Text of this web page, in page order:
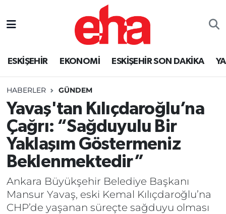
ESKİŞEHİR EKONOMİ ESKİŞEHİR SON DAKİKA
HABERLER GÜNDEM
Yavaş'tan Kılıçdaroğlu’na
Çağrı: “Sağduyulu Bir
Yaklaşım Göstermeniz
Beklenmektedir”
Ankara Büyükşehir Belediye Başkanı
Mansur Yavaş, eski Kemal Kılıçdaroğlu’na
CHP’de yaşanan süreçte sağduyu olması